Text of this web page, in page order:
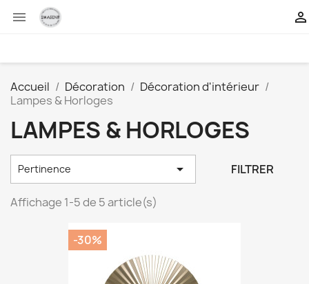
 
Accueil Décoration
Décoration d'intérieur
Lampes & Horloges
LAMPES & HORLOGES
Pertinence  FILTRER
Affichage 1-5 de 5 article(s)
-30%